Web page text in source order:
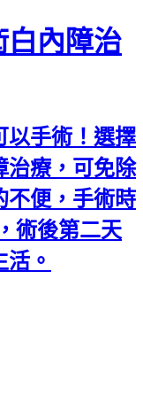
白內障治
以手術！選擇
治療，可免除
不便，手術時
術後第二天
。